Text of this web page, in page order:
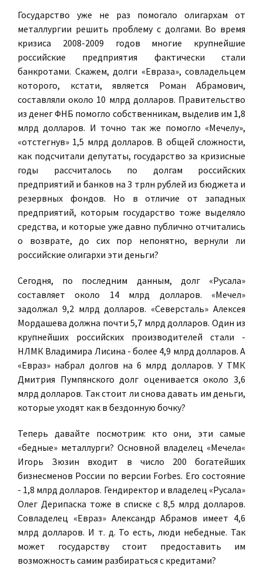
Государство уже не раз помогало олигархам от
металлургии решить проблему с долгами. Во время
кризиса 2008-2009 годов многие крупнейшие
российские предприятия фактически стали
банкротами. Скажем, долги «Евраза», совладельцем
которого, кстати, является Роман Абрамович,
составляли около 10 млрд долларов. Правительство
из денег ФНБ помогло собственникам, выделив им 1,8
млрд долларов. И точно так же помогло «Мечелу»,
«отстегнув» 1,5 млрд долларов. В общей сложности,
как подсчитали депутаты, государство за кризисные
годы рассчиталось по долгам российских
предприятий и банков на 3 трлн рублей из бюджета и
резервных фондов. Но в отличие от западных
предприятий, которым государство тоже выделяло
средства, и которые уже давно публично отчитались
о возврате, до сих пор непонятно, вернули ли
российские олигархи эти деньги?
Сегодня, по последним данным, долг «Русала»
составляет около 14 млрд долларов. «Мечел»
задолжал 9,2 млрд долларов. «Северсталь» Алексея
Мордашева должна почти 5,7 млрд долларов. Один из
крупнейших российских производителей стали -
НЛМК Владимира Лисина - более 4,9 млрд долларов. А
«Евраз» набрал долгов на 6 млрд долларов. У ТМК
Дмитрия Пумпянского долг оценивается около 3,6
млрд долларов. Так стоит ли снова давать им деньги,
которые уходят как в бездонную бочку?
Теперь давайте посмотрим: кто они, эти самые
«бедные» металлурги? Основной владелец «Мечела«
Игорь Зюзин входит в число 200 богатейших
бизнесменов России по версии Forbes. Его состояние
- 1,8 млрд долларов. Гендиректор и владелец «Русала»
Олег Дерипаска тоже в списке с 8,5 млрд долларов.
Совладелец «Евраз» Александр Абрамов имеет 4,6
млрд долларов. И т. д. То есть, люди небедные. Так
может государству стоит предоставить им
возможность самим разбираться с кредитами?